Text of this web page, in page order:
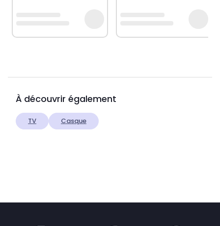
À découvrir également
TV Casque